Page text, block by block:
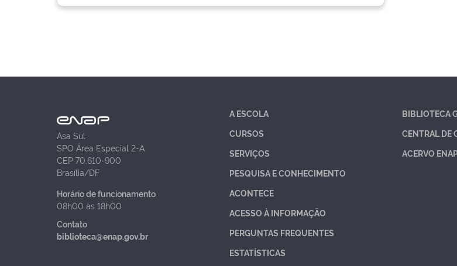
Asa Sul
SPO Área Especial 2-A
CEP 70.610-900
Brasília/DF
Horário de funcionamento
08h00 às 18h00
Contato
biblioteca@enap.gov.br
A ESCOLA
CURSOS
SERVIÇOS
PESQUISA E CONHECIMENTO
ACONTECE
ACESSO À INFORMAÇÃO
PERGUNTAS FREQUENTES
ESTATÍSTICAS
BIBLIOTECA
CENTRAL DE
ACERVO